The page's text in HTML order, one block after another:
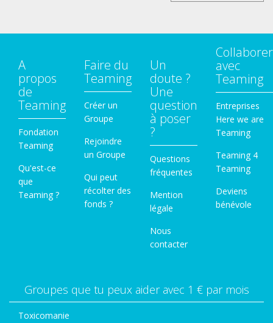
A
propos
de
Teaming
Fondation
Teaming
Qu'est-ce
que
Teaming ?
Faire du
Teaming
Créer un
Groupe
Rejoindre
un Groupe
Qui peut
récolter des
fonds ?
Un
doute ?
Une
question
à poser
?
Questions
fréquentes
Mention
légale
Nous
contacter
Collaborer
avec
Teaming
Entreprises
Here we are
Teaming
Teaming 4
Teaming
Deviens
bénévole
Groupes que tu peux aider avec 1 € par mois
Toxicomanie